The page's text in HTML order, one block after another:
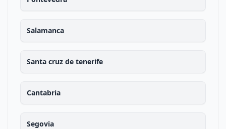
Salamanca
Santa cruz de tenerife
Cantabria
Segovia